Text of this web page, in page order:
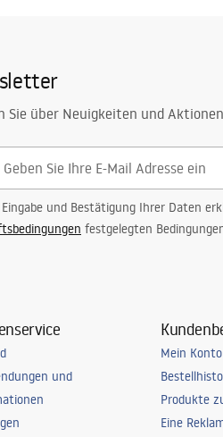
Sie über Neuigkeiten und
und Bestätigung Ihrer Daten
festgelegten
und
Mein Konto
Produkte
Eine